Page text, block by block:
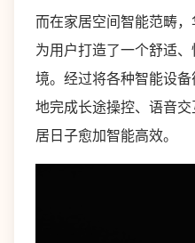
而在家居空间智能范畴
为用户打造了一个舒适
境。经过将各种智能设
地完成长途操控、语音
居日子愈加智能高效。